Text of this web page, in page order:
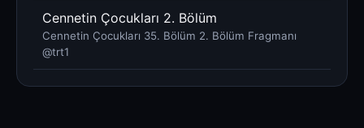
Cennetin Çocukları 2. Bölüm
Cennetin Çocukları 35. Bölüm 2. Bölüm Fragmanı
@trt1